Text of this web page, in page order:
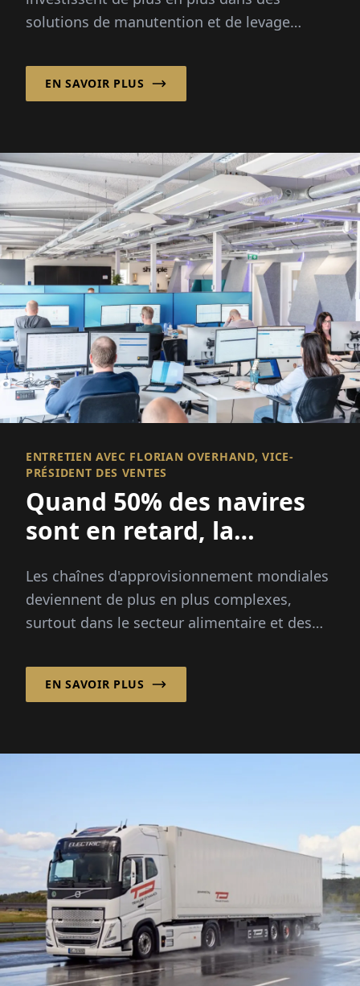
solutions de manutention et de levage
l'ergonomie et...
EN SAVOIR PLUS
ENTRETIEN AVEC FLORIAN OVERHAND, VICE-
PRÉSIDENT DES VENTES
Quand 50% des navires
sont en retard, la
essentielle
Les chaînes d'approvisionnement mondiales
deviennent de plus en plus complexes,
surtout dans le secteur alimentaire et des
et la fiabilité sont critiques...
EN SAVOIR PLUS